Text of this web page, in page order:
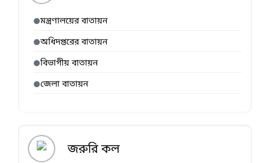
মন্ত্রণালয়ের বাতায়ন
অধিদপ্তরের বাতায়ন
বিভাগীয় বাতায়ন
জেলা বাতায়ন
জরুরি কল